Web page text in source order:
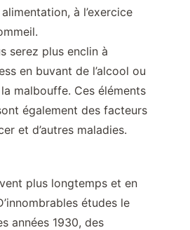
à l’exercice
serez plus enclin à
en buvant de l’alcool ou
malbouffe. Ces éléments
également des facteurs
et d’autres maladies.
plus longtemps et en
études le
années 1930, des